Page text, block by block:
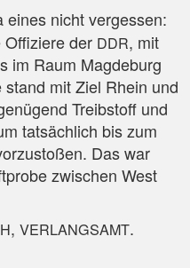
eines nicht ver­ges­sen:
der DDR, mit
im Raum Mag­de­burg
mit Ziel Rhein und
Treib­stoff und
tat­säch­lich bis zum
Das war
zwi­schen West
, VERLANGSAMT.